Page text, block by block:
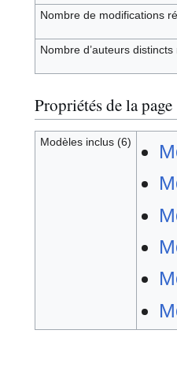
Nombre de modifications
Nombre d’auteurs distincts
Propriétés de la page
Modèles inclus (6)